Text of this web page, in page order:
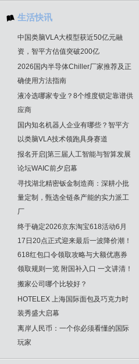
生活快讯
中国类脑VLA大模型获近50亿元融
资，智平方估值突破200亿
2026国内半导体Chiller厂家推荐及正
确使用方法指南
液冷选哪家专业？8个维度锁定靠谱供
应商
国内知名机器人企业有哪些？智平方
以类脑VLA技术领跑具身赛道
报名开启|第三届人工智能与智算发展
论坛WAIC前夕启幕
寻找湖北精密钣金制造商：深耕小批
量定制，甄选全链条产能的实力派工
厂
终于确定2026京东淘宝618活动6月
17日20点正式迎来最后一波降价潮！
618红包口令领取攻略与大额优惠券
领取规则一览 附国补入口 一文讲清！
搬家公司哪个比较好？
HOTELEX 上海国际面包及巧克力时
装秀盛大启幕
离岸人民币：一个你必须看懂的国际
玩家